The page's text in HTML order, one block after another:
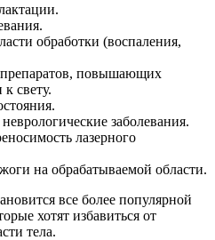
обработки (воспаления,
повышающих
свету.
заболевания.
лазерного
на обрабатываемой области.
все более популярной
хотят избавиться от
тела.